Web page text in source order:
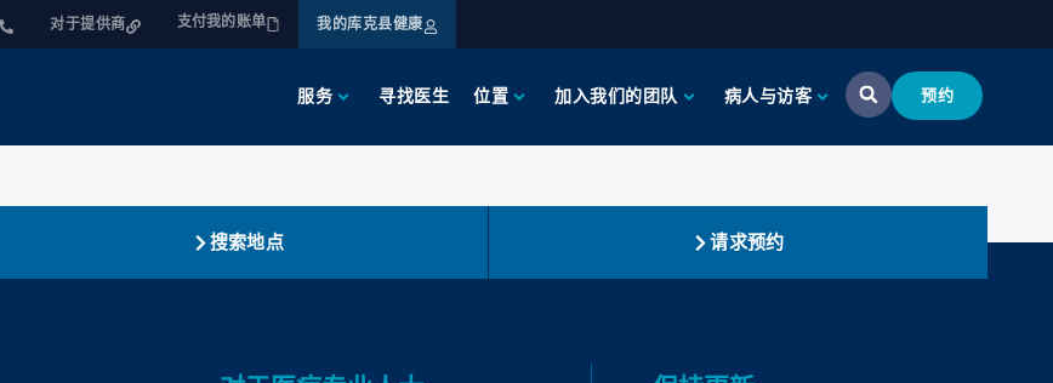
对于提供商 支付我的账单 我的库克县健康
服务 寻找医生 位置 加入我们的团队 病人与访客 预约
搜索地点 请求预约